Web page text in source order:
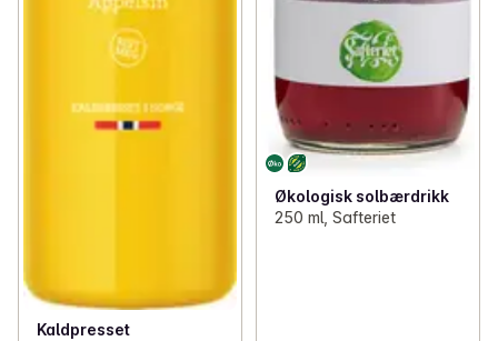
Kaldpresset
Økologisk solbærdrikk
250 ml, Safteriet